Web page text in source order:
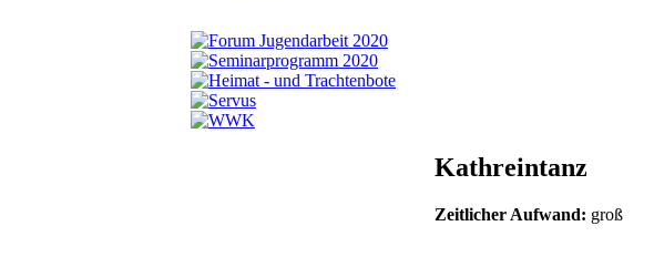
Kathreintanz
Zeitlicher Aufwand: groß